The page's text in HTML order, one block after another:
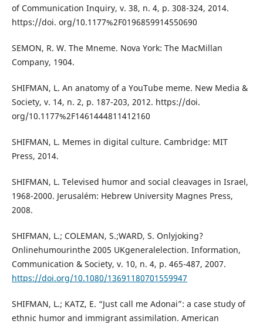
of Communication Inquiry, v. 38, n. 4, p. 308-324, 2014.
https://doi. org/10.1177%2F0196859914550690
SEMON, R. W. The Mneme. Nova York: The MacMillan
Company, 1904.
SHIFMAN, L. An anatomy of a YouTube meme. New Media &
Society, v. 14, n. 2, p. 187-203, 2012. https://doi.
org/10.1177%2F1461444811412160
SHIFMAN, L. Memes in digital culture. Cambridge: MIT
Press, 2014.
SHIFMAN, L. Televised humor and social cleavages in Israel,
1968-2000. Jerusalém: Hebrew University Magnes Press,
2008.
SHIFMAN, L.; COLEMAN, S.;WARD, S. Onlyjoking?
Onlinehumourinthe 2005 UKgeneralelection. Information,
Communication & Society, v. 10, n. 4, p. 465-487, 2007.
https://doi.org/10.1080/13691180701559947
SHIFMAN, L.; KATZ, E. “Just call me Adonai”: a case study of
ethnic humor and immigrant assimilation. American